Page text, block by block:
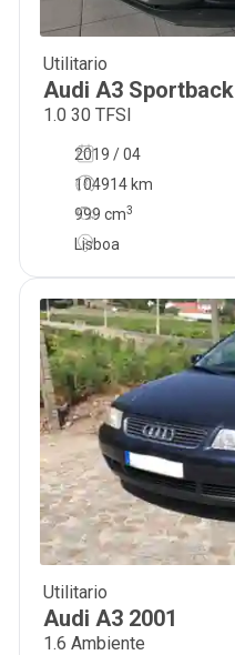
Utilitario
Audi A3 Sportback
1.0 30 TFSI
2019 / 04
104914 km
999 cm3
Lisboa
Utilitario
Audi A3 2001
1.6 Ambiente